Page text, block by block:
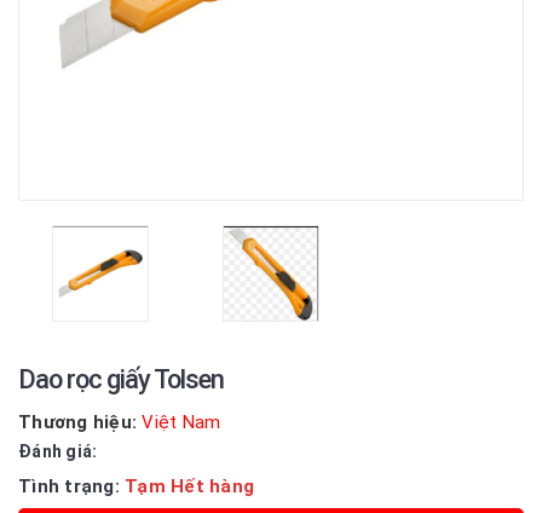
Dao rọc giấy Tolsen
Thương hiệu: Việt Nam
Đánh giá:
Tình trạng: Tạm Hết hàng